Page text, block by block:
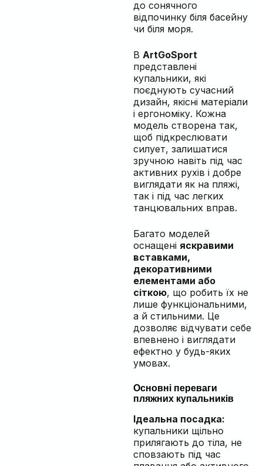
до сонячного
відпочинку біля басейну
чи біля моря.
В ArtGoSport
представлені
купальники, які
поєднують сучасний
дизайн, якісні матеріали
і ергономіку. Кожна
модель створена так,
щоб підкреслювати
силует, залишатися
зручною навіть під час
активних рухів і добре
виглядати як на пляжі,
так і під час легких
танцювальних вправ.
Багато моделей
оснащені яскравими
вставками,
декоративними
елементами або
сіткою, що робить їх не
лише функціональними,
а й стильними. Це
дозволяє відчувати себе
впевнено і виглядати
ефектно у будь-яких
умовах.
Основні переваги
пляжних купальників
Ідеальна посадка:
купальники щільно
прилягають до тіла, не
сповзають під час